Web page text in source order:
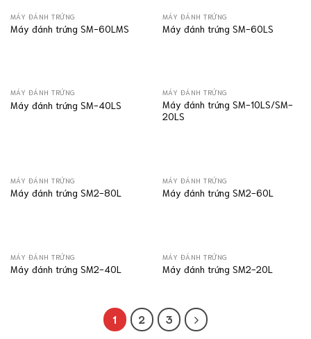
MÁY ĐÁNH TRỨNG
Máy đánh trứng SM-60LMS
MÁY ĐÁNH TRỨNG
Máy đánh trứng SM-60LS
MÁY ĐÁNH TRỨNG
Máy đánh trứng SM-40LS
MÁY ĐÁNH TRỨNG
Máy đánh trứng SM-10LS/SM-
20LS
MÁY ĐÁNH TRỨNG
Máy đánh trứng SM2-80L
MÁY ĐÁNH TRỨNG
Máy đánh trứng SM2-60L
MÁY ĐÁNH TRỨNG
Máy đánh trứng SM2-40L
MÁY ĐÁNH TRỨNG
Máy đánh trứng SM2-20L
1 2 3